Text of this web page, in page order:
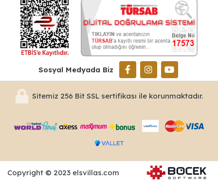
Sosyal Medyada Biz
Sitemiz 256 Bit SSL sertifikası ile korunmaktadır.
Copyright © 2023 elsvillas.com